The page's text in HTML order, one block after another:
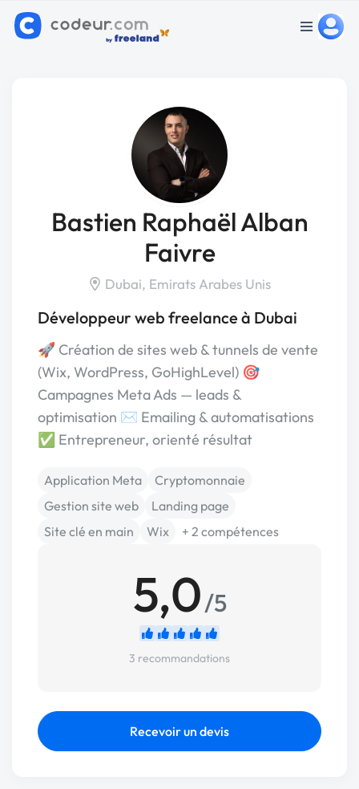
Bastien Raphaël Alban
Faivre
Dubai, Emirats Arabes Unis
Développeur web freelance à Dubai
🚀 Création de sites web & tunnels de vente
(Wix, WordPress, GoHighLevel) 🎯
Campagnes Meta Ads — leads &
optimisation ✉️ Emailing & automatisations
✅ Entrepreneur, orienté résultat
Application Meta
Cryptomonnaie
Gestion site web
Landing page
Site clé en main
Wix + 2 compétences
5,0/5
3 recommandations
Recevoir un devis